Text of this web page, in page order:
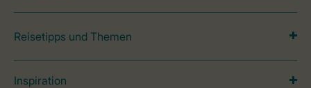
Reisetipps und Themen
Inspiration